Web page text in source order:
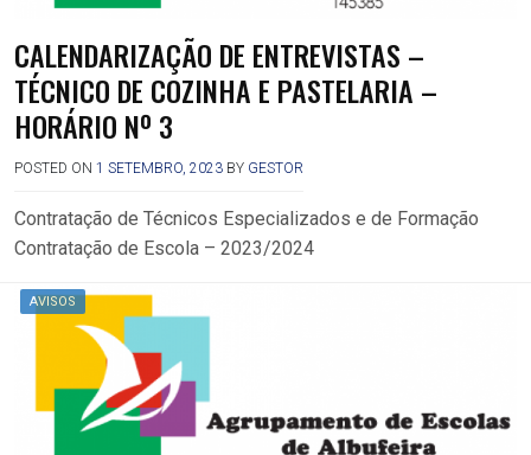
CALENDARIZAÇÃO DE ENTREVISTAS –
TÉCNICO DE COZINHA E PASTELARIA –
HORÁRIO Nº 3
POSTED ON 1 SETEMBRO, 2023 BY GESTOR
Contratação de Técnicos Especializados e de Formação
Contratação de Escola – 2023/2024
AVISOS